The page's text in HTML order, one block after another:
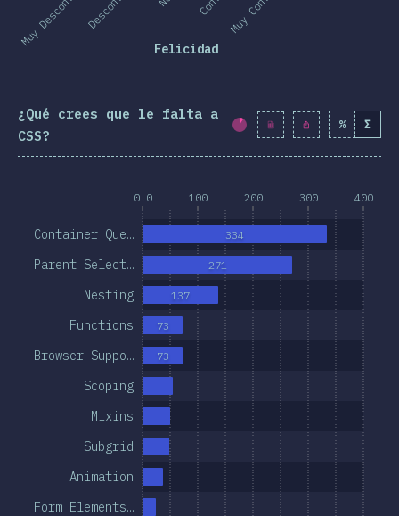
Felicidad
¿Qué crees que le falta a
CSS?
Porcentaje % Σ
0.0 100 200 300 400
Form Elements…
Animation
Subgrid
Mixins
Scoping
Browser Suppo…
Functions
Nesting
Parent Select…
Container Que…
73
73
137
271
334